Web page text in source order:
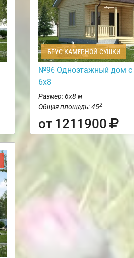
БРУС КАМЕРНОЙ СУШКИ
№96 Одноэтажный дом с
6х8
Размер: 6х8 м
Общая площадь: 452
от 1211900